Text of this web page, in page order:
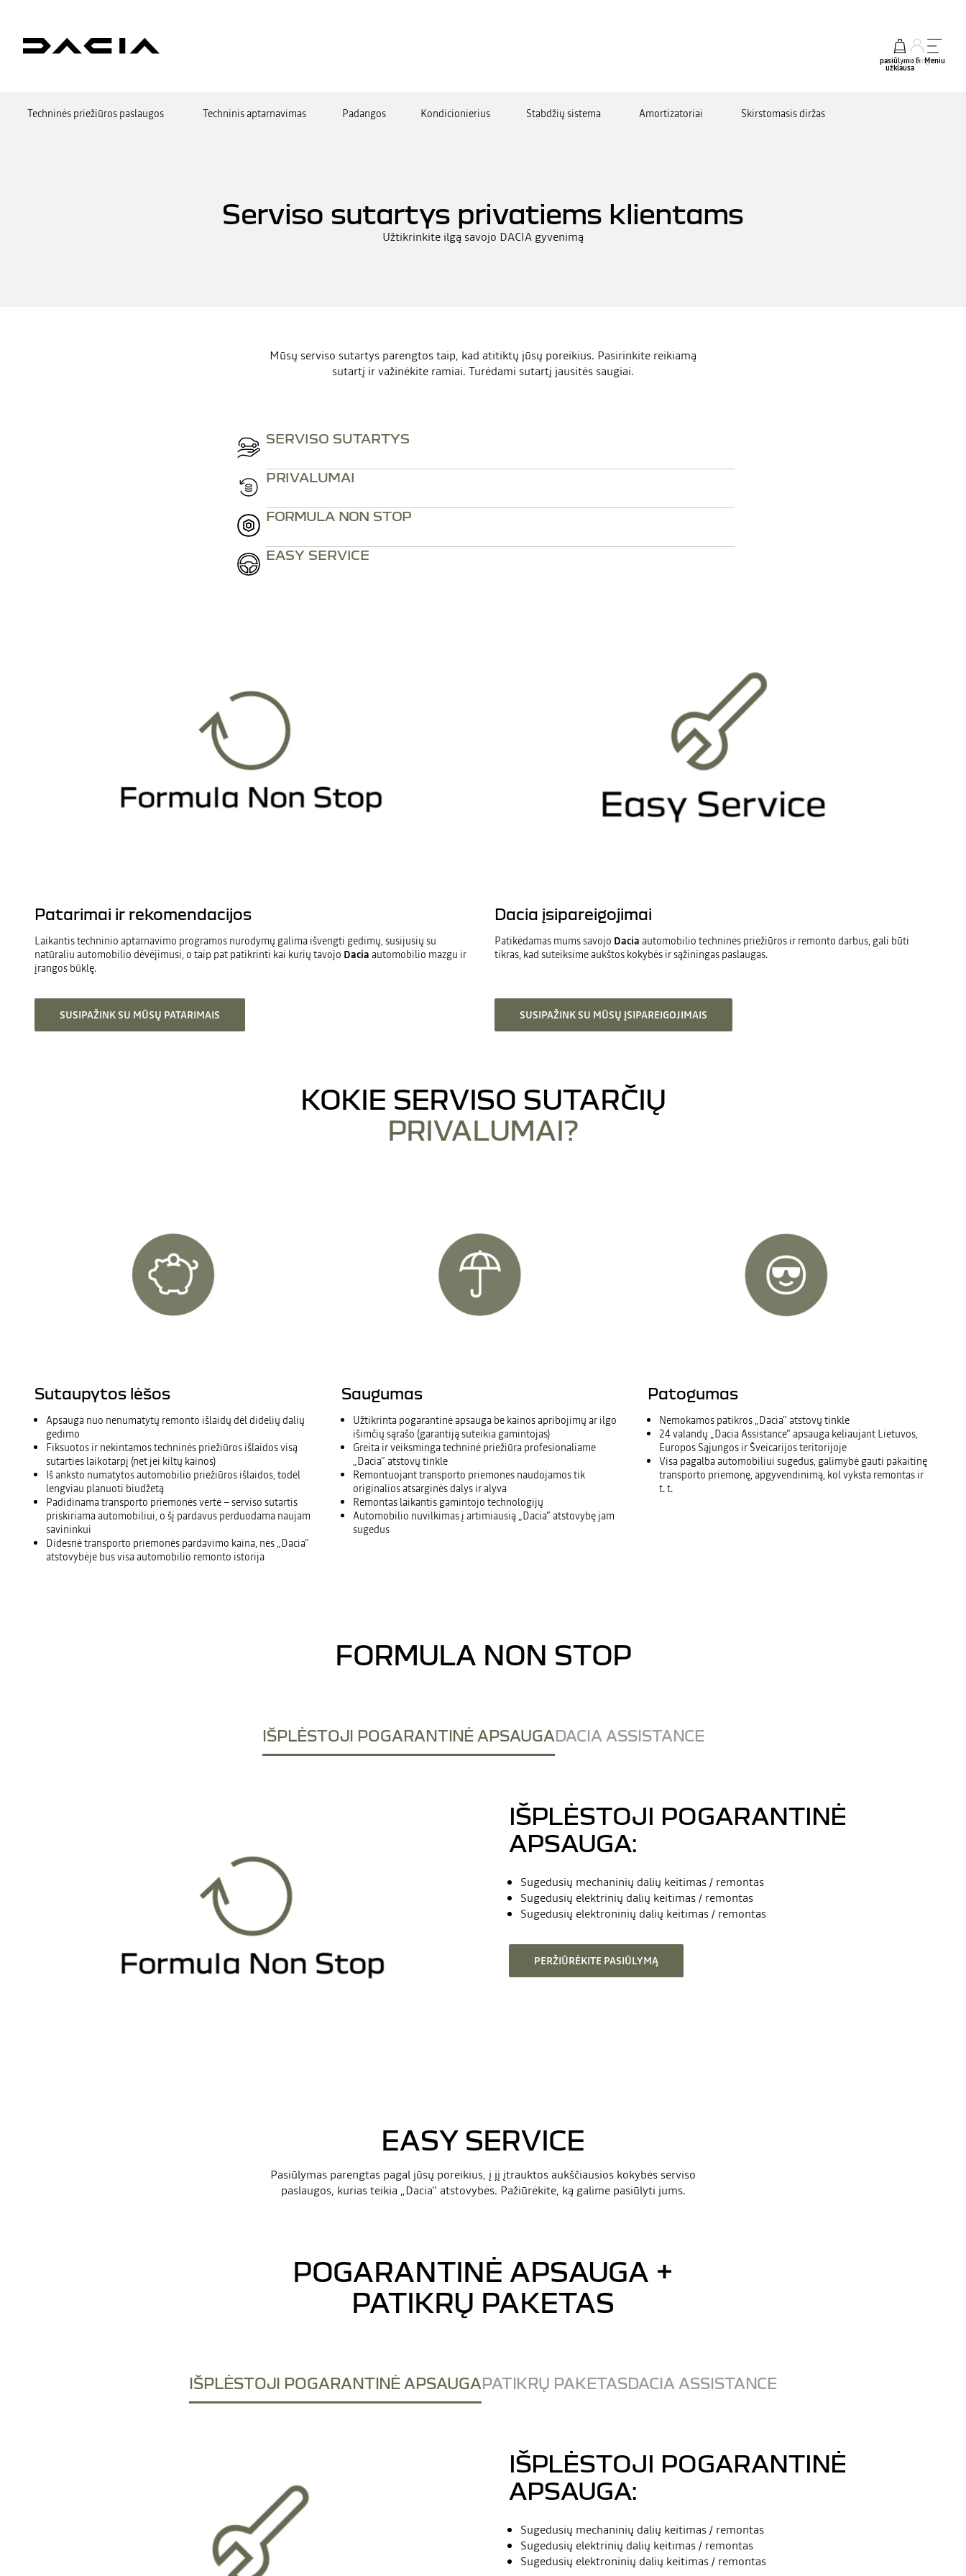
pasiūlymo &
užklausa
prisijungtiMeniu
Techninės priežiūros paslaugos Techninis aptarnavimas Padangos Kondicionierius Stabdžių sistema Amortizatoriai Skirstomasis diržas
Serviso sutartys privatiems klientams
Užtikrinkite ilgą savojo DACIA gyvenimą
Mūsų serviso sutartys parengtos taip, kad atitiktų jūsų poreikius. Pasirinkite reikiamą
sutartį ir važinėkite ramiai. Turėdami sutartį jausitės saugiai.
SERVISO SUTARTYS
PRIVALUMAI
FORMULA NON STOP
EASY SERVICE
Patarimai ir rekomendacijos
Laikantis techninio aptarnavimo programos nurodymų galima išvengti gedimų, susijusių su
natūraliu automobilio dėvėjimusi, o taip pat patikrinti kai kurių tavojo Dacia automobilio mazgu ir
įrangos būklę.
SUSIPAŽINK SU MŪSŲ PATARIMAIS
Dacia įsipareigojimai
Patikėdamas mums savojo Dacia automobilio techninės priežiūros ir remonto darbus, gali būti
tikras, kad suteiksime aukštos kokybės ir sąžiningas paslaugas.
SUSIPAŽINK SU MŪSŲ ĮSIPAREIGOJIMAIS
KOKIE SERVISO SUTARČIŲ
PRIVALUMAI?
Sutaupytos lėšos
Apsauga nuo nenumatytų remonto išlaidų dėl didelių dalių
gedimo
Fiksuotos ir nekintamos techninės priežiūros išlaidos visą
sutarties laikotarpį (net jei kiltų kainos)
Iš anksto numatytos automobilio priežiūros išlaidos, todėl
lengviau planuoti biudžetą
Padidinama transporto priemonės vertė – serviso sutartis
priskiriama automobiliui, o šį pardavus perduodama naujam
savininkui
Didesnė transporto priemonės pardavimo kaina, nes „Dacia”
atstovybėje bus visa automobilio remonto istorija
Saugumas
Užtikrinta pogarantinė apsauga be kainos apribojimų ar ilgo
išimčių sąrašo (garantiją suteikia gamintojas)
Greita ir veiksminga techninė priežiūra profesionaliame
„Dacia” atstovų tinkle
Remontuojant transporto priemones naudojamos tik
originalios atsarginės dalys ir alyva
Remontas laikantis gamintojo technologijų
Automobilio nuvilkimas į artimiausią „Dacia” atstovybę jam
sugedus
Patogumas
Nemokamos patikros „Dacia” atstovų tinkle
24 valandų „Dacia Assistance” apsauga keliaujant Lietuvos,
Europos Sąjungos ir Šveicarijos teritorijoje
Visa pagalba automobiliui sugedus, galimybė gauti pakaitinę
transporto priemonę, apgyvendinimą, kol vyksta remontas ir
t. t.
FORMULA NON STOP
IŠPLĖSTOJI POGARANTINĖ APSAUGADACIA ASSISTANCE
IŠPLĖSTOJI POGARANTINĖ
APSAUGA:
Sugedusių mechaninių dalių keitimas / remontas
Sugedusių elektrinių dalių keitimas / remontas
Sugedusių elektroninių dalių keitimas / remontas
PERŽIŪRĖKITE PASIŪLYMĄ
EASY SERVICE
Pasiūlymas parengtas pagal jūsų poreikius, į jį įtrauktos aukščiausios kokybės serviso
paslaugos, kurias teikia „Dacia” atstovybės. Pažiūrėkite, ką galime pasiūlyti jums.
POGARANTINĖ APSAUGA +
PATIKRŲ PAKETAS
IŠPLĖSTOJI POGARANTINĖ APSAUGAPATIKRŲ PAKETASDACIA ASSISTANCE
IŠPLĖSTOJI POGARANTINĖ
APSAUGA:
Sugedusių mechaninių dalių keitimas / remontas
Sugedusių elektrinių dalių keitimas / remontas
Sugedusių elektroninių dalių keitimas / remontas